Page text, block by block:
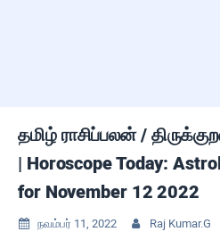
தமிழ் ராசிப்பலன் /
| Horoscope Today:
for November 12 2022
 நவம்பர் 11, 2022  Raj Kumar.G